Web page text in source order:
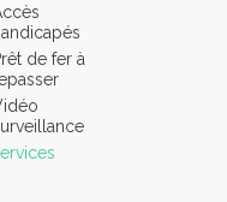
de fer à